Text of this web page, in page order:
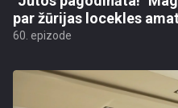
par žūrijas locekles
60. epizode